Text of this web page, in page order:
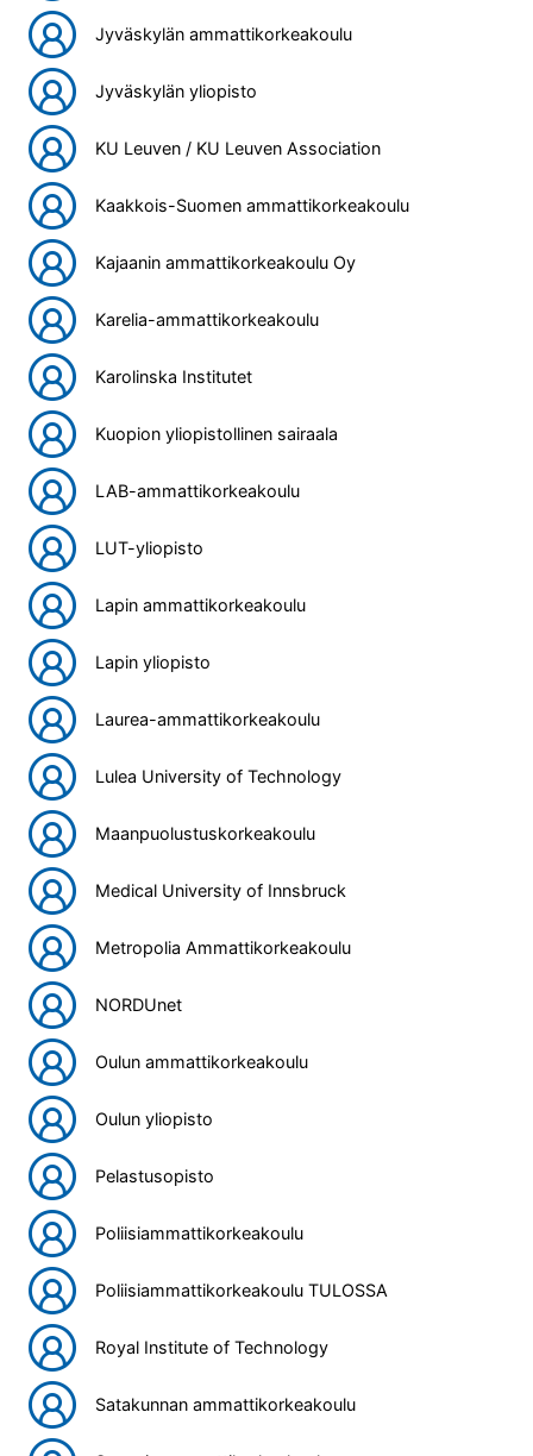
Jyväskylän ammattikorkeakoulu
Jyväskylän yliopisto
KU Leuven / KU Leuven Association
Kaakkois-Suomen ammattikorkeakoulu
Kajaanin ammattikorkeakoulu Oy
Karelia-ammattikorkeakoulu
Karolinska Institutet
Kuopion yliopistollinen sairaala
LAB-ammattikorkeakoulu
LUT-yliopisto
Lapin ammattikorkeakoulu
Lapin yliopisto
Laurea-ammattikorkeakoulu
Lulea University of Technology
Maanpuolustuskorkeakoulu
Medical University of Innsbruck
Metropolia Ammattikorkeakoulu
NORDUnet
Oulun ammattikorkeakoulu
Oulun yliopisto
Pelastusopisto
Poliisiammattikorkeakoulu
Poliisiammattikorkeakoulu TULOSSA
Royal Institute of Technology
Satakunnan ammattikorkeakoulu